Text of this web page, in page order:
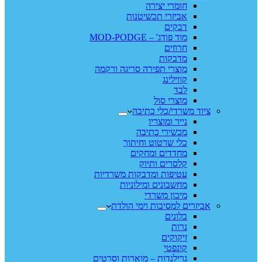
חומרי יצירה
אביזרי תכשיטנות
דבקים
מוד פודג' – MOD-PODGE
חרוזים
מדבקות
מוצרי תפירה סריגה ורקמה
קווילינג
לבד
מוצרי סול
ציוד משרדי/כלי כתיבה
נייר ומוצריו
מכשירי כתיבה
כלי שרטוט וחיתוך
מחדדים ומחקים
קלסרים ותיוק
עטיפות ומדבקות משרדיות
מחשבונים ומילוניות
מיכון משרדי
אביזרים למסיבות וימי הולדת
בלונים
נרות
זיקוקים
קונפטי
גרילנדות – מוארות וסרטים